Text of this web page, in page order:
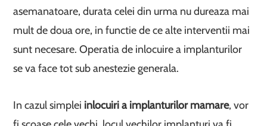
asemanatoare, durata celei din urma nu dureaza mai
mult de doua ore, in functie de ce alte interventii mai
sunt necesare. Operatia de inlocuire a implanturilor
se va face tot sub anestezie generala.
In cazul simplei inlocuiri a implanturilor mamare, vor